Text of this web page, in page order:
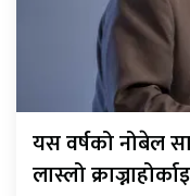
यस वर्षको नोबेल
लास्लो